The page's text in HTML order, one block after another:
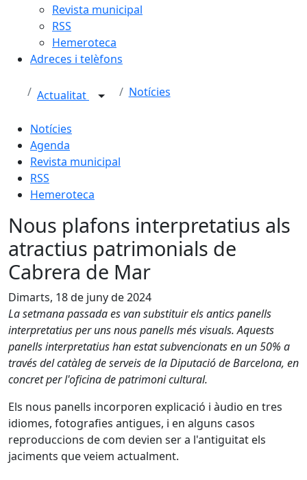
Revista municipal
RSS
Hemeroteca
Adreces i telèfons
Actualitat Notícies
Notícies
Agenda
Revista municipal
RSS
Hemeroteca
Nous plafons interpretatius als
atractius patrimonials de
Cabrera de Mar
Dimarts, 18 de juny de 2024
La setmana passada es van substituir els antics panells
interpretatius per uns nous panells més visuals. Aquests
panells interpretatius han estat subvencionats en un 50% a
través del catàleg de serveis de la Diputació de Barcelona, en
concret per l'oficina de patrimoni cultural.
Els nous panells incorporen explicació i àudio en tres
idiomes, fotografies antigues, i en alguns casos
reproduccions de com devien ser a l'antiguitat els
jaciments que veiem actualment.